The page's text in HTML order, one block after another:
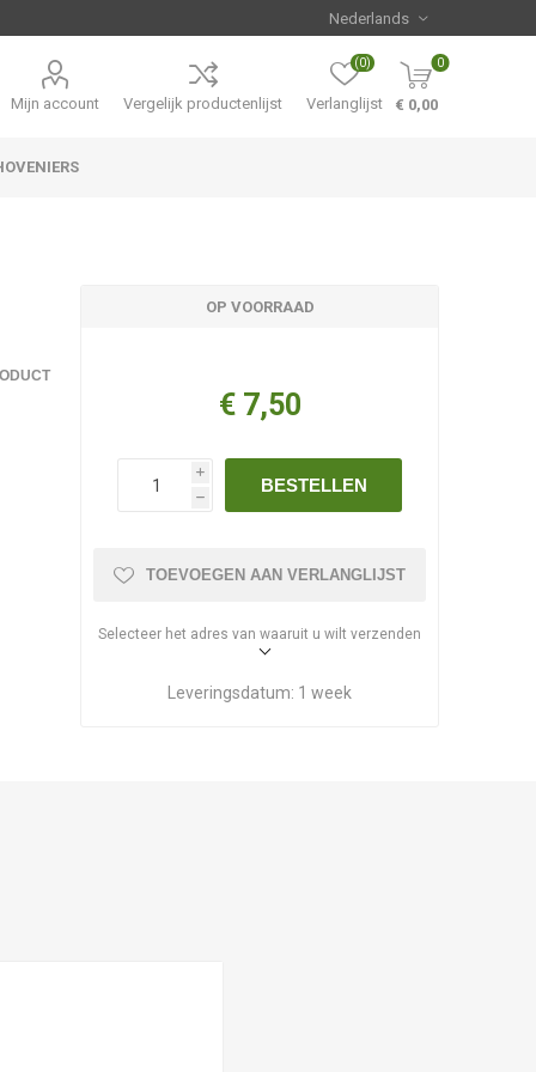
Mijn account Vergelijk productenlijst Verlanglijst
(0) 0
€ 0,00
OP VOORRAAD
€ 7,50
i
h
BESTELLEN
TOEVOEGEN AAN VERLANGLIJST
Selecteer het adres van waaruit u wilt verzenden
Leveringsdatum: 1 week